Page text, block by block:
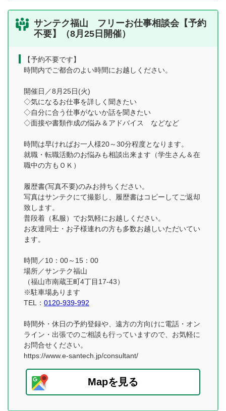
サンテク福山 フリーお仕事相談会【予約
不要】（8月25日開催）
【予約不要です】
時間内でご都合のよい時間にお越しください。
開催日／8月25日(火)
◇気になるお仕事を詳しく聞きたい
◇自分に合う仕事がないか話を聞きたい
◇面接や書類作成の悩み＆アドバイス などなど
時間は早ければお一人様20～30分程度となります。
就職・転職活動のお悩みも相談出来ます（学生さん＆在
職中の方もＯＫ）
履歴書(写真不要)のみお持ちください。
写真はサンテクにて撮影し、履歴書はコピーしてご返却
致します。
普段着（私服）でお気軽にお越しください。
お友達同士・お子様連れの方も多数お越しいただいてい
ます。
時間／10：00～15：00
場所／サンテク福山
（福山市南蔵王町4丁目17-43）
※駐車場あります
TEL： 0120-939-992
時間外・休日の予約登録や、遠方の方向けに電話・オン
ライン・出張でのご相談も行っていますので、お気軽に
お問合せください。
https://www.e-santech.jp/consultant/
Mapを見る